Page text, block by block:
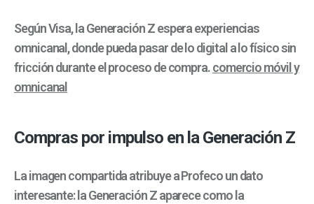
Según Visa, la Generación Z espera experiencias
omnicanal, donde pueda pasar de lo digital a lo físico sin
fricción durante el proceso de compra.comercio móvil y
omnicanal
Compras por impulso en la Generación Z
La imagen compartida atribuye a Profeco un dato
interesante: la Generación Z aparece como la